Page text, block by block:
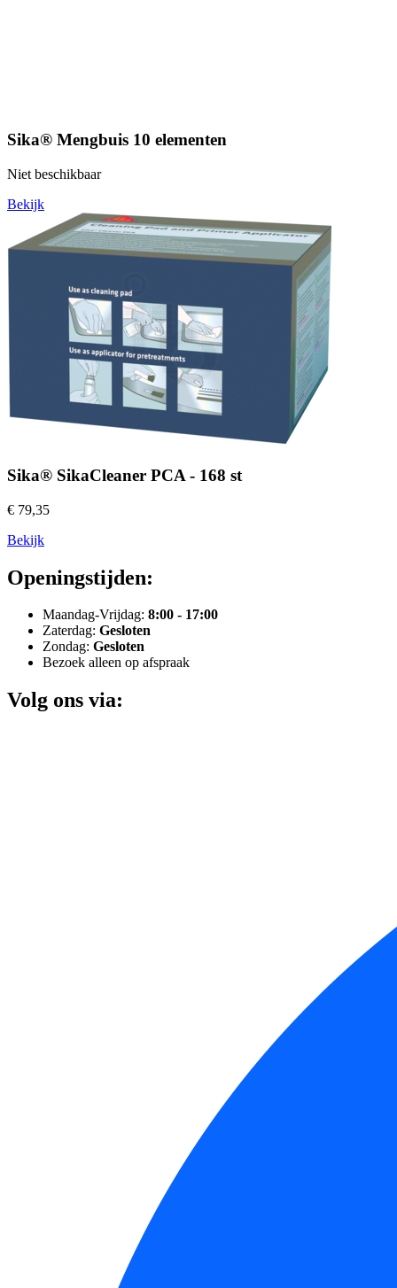
Sika® Mengbuis 10 elementen
Niet beschikbaar
Bekijk
Sika® SikaCleaner PCA - 168 st
€ 79,35
Bekijk
Openingstijden:
Maandag-Vrijdag: 8:00 - 17:00
Zaterdag: Gesloten
Zondag: Gesloten
Bezoek alleen op afspraak
Volg ons via: